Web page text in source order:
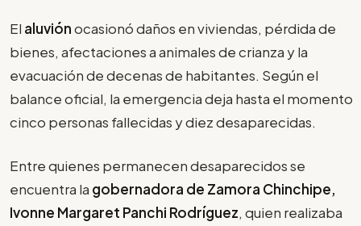
El aluviónocasionó daños en viviendas, pérdida de
bienes, afectaciones a animales de crianza y la
evacuación de decenas de habitantes. Según el
balance oficial, la emergencia deja hasta el momento
cinco personas fallecidas y diez desaparecidas.
Entre quienes permanecen desaparecidos se
encuentra la gobernadora de Zamora Chinchipe,
Ivonne Margaret Panchi Rodríguez, quien realizaba